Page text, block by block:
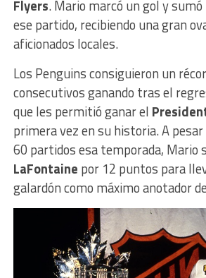
Flyers. Mario marcó un gol y
ese partido, recibiendo una gran
aficionados locales.
Los Penguins consiguieron un
consecutivos ganando tras el
que les permitió ganar el
primera vez en su historia. A
60 partidos esa temporada, Mario
LaFontaine por 12 puntos para
galardón como máximo anotador